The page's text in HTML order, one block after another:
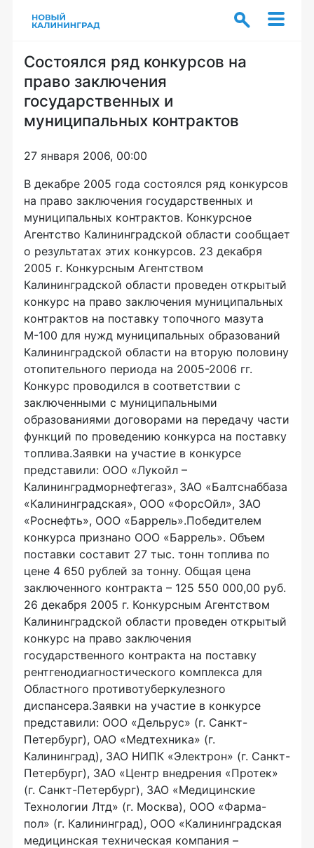
Состоялся ряд конкурсов на
право заключения
государственных и
муниципальных контрактов
27 января 2006, 00:00
В декабре 2005 года состоялся ряд конкурсов
на право заключения государственных и
муниципальных контрактов. Конкурсное
Агентство Калининградской области сообщает
о результатах этих конкурсов. 23 декабря
2005 г. Конкурсным Агентством
Калининградской области проведен открытый
конкурс на право заключения муниципальных
контрактов на поставку топочного мазута
М-100 для нужд муниципальных образований
Калининградской области на вторую половину
отопительного периода на 2005-2006 гг.
Конкурс проводился в соответствии с
заключенными с муниципальными
образованиями договорами на передачу части
функций по проведению конкурса на поставку
топлива.Заявки на участие в конкурсе
представили: ООО «Лукойл –
Калининградморнефтегаз», ЗАО «Балтснаббаза
«Калининградская», ООО «ФорсОйл», ЗАО
«Роснефть», ООО «Баррель».Победителем
конкурса признано ООО «Баррель». Объем
поставки составит 27 тыс. тонн топлива по
цене 4 650 рублей за тонну. Общая цена
заключенного контракта – 125 550 000,00 руб.
26 декабря 2005 г. Конкурсным Агентством
Калининградской области проведен открытый
конкурс на право заключения
государственного контракта на поставку
рентгенодиагностического комплекса для
Областного противотуберкулезного
диспансера.Заявки на участие в конкурсе
представили: ООО «Дельрус» (г. Санкт-
Петербург), ОАО «Медтехника» (г.
Калининград), ЗАО НИПК «Электрон» (г. Санкт-
Петербург), ЗАО «Центр внедрения «Протек»
(г. Санкт-Петербург), ЗАО «Медицинские
Технологии Лтд» (г. Москва), ООО «Фарма-
пол» (г. Калининград), ООО «Калининградская
медицинская техническая компания –